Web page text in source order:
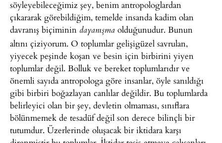
söyleyebileceğimiz şey, benim antropologlardan
çıkararak görebildiğim, temelde insanda kadim olan
davranış biçiminin dayanışma olduğunudur. Bunun
altını çiziyorum. O toplumlar gelişigüzel savrulan,
yiyecek peşinde koşan ve besin için birbirini yiyen
toplumlar değil. Bolluk ve bereket toplumlarıdır ve
önemli sayıda antropologa göre insanlar, öyle sanıldığı
gibi birbiri boğazlayan canlılar değildir. Bu toplumlarda
belirleyici olan bir şey, devletin olmaması, sınıflara
bölünmemek de tesadüf değil son derece bilinçli bir
tutumdur. Üzerlerinde oluşacak bir iktidara karşı